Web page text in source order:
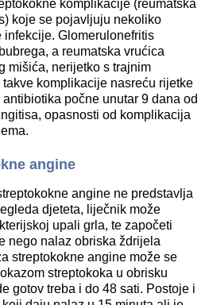
komplikacije (reumatska
koje se pojavljuju nekoliko
Glomerulonefritis
a reumatska vrućica
mišića, nerijetko s trajnim
komplikacije nasreću rijetke
počne unutar 9 dana od
opasnosti od komplikacija
angine
angine ne predstavlja
djeteta, liječnik može
upali grla, te započeti
nego nalaz obriska ždrijela
streptokokne angine može se
streptokoka u obrisku
gotov treba i do 48 sati. Postoje i